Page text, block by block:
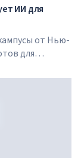
ИИ для
от Нью-
для
домашних